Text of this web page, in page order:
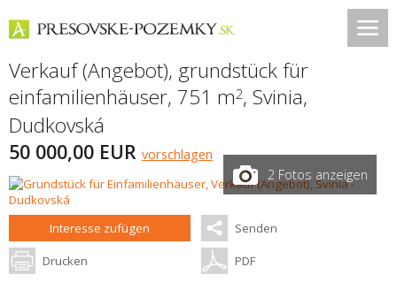
Verkauf (Angebot), grundstück für
einfamilienhäuser, 751 m2, Svinia,
Dudkovská
50 000,00 EUR vorschlagen
2 Fotos anzeigen
Interesse zufügen Senden
Drucken PDF